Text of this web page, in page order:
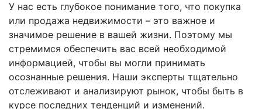
У нас есть глубокое понимание того, что покупка
или продажа недвижимости – это важное и
значимое решение в вашей жизни. Поэтому мы
стремимся обеспечить вас всей необходимой
информацией, чтобы вы могли принимать
осознанные решения. Наши эксперты тщательно
отслеживают и анализируют рынок, чтобы быть в
курсе последних тенденций и изменений.